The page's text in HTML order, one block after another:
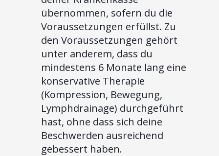
übernommen, sofern du die
Voraussetzungen erfüllst. Zu
den Voraussetzungen gehört
unter anderem, dass du
mindestens 6 Monate lang eine
konservative Therapie
(Kompression, Bewegung,
Lymphdrainage) durchgeführt
hast, ohne dass sich deine
Beschwerden ausreichend
gebessert haben.